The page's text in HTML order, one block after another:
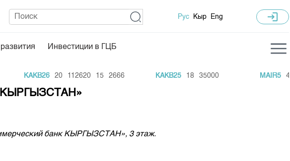
Итоги последних торгов
Котировки по ЦБ
Рус Кыр Eng login
Инвестиции в ГЦБ
KAKB26 20 112620 15 2666 KAKB25 18 35000 MAIR5
КЫРГЫЗСТАН»
банк КЫРГЫЗСТАН», 3 этаж.